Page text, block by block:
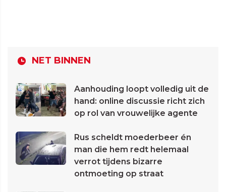
NET BINNEN
Aanhouding loopt volledig uit de
hand: online discussie richt zich
op rol van vrouwelijke agente
Rus scheldt moederbeer én
man die hem redt helemaal
verrot tijdens bizarre
ontmoeting op straat